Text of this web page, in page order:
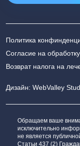
Дизайн: WebValley
Политика
Согласие на
Возврат налога на
Обращаем ваше
исключительно
не является
Статьи 437 (2)